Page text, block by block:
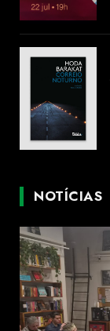
NOTÍCIAS